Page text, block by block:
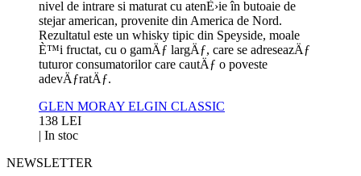
nivel de intrare si maturat cu atenÈ›ie în butoaie de
stejar american, provenite din America de Nord.
Rezultatul este un whisky tipic din Speyside, moale
È™i fructat, cu o gamÄƒ largÄƒ, care se adreseazÄƒ
tuturor consumatorilor care cautÄƒ o poveste
adevÄƒratÄƒ.
GLEN MORAY ELGIN CLASSIC
138 LEI
| In stoc
NEWSLETTER